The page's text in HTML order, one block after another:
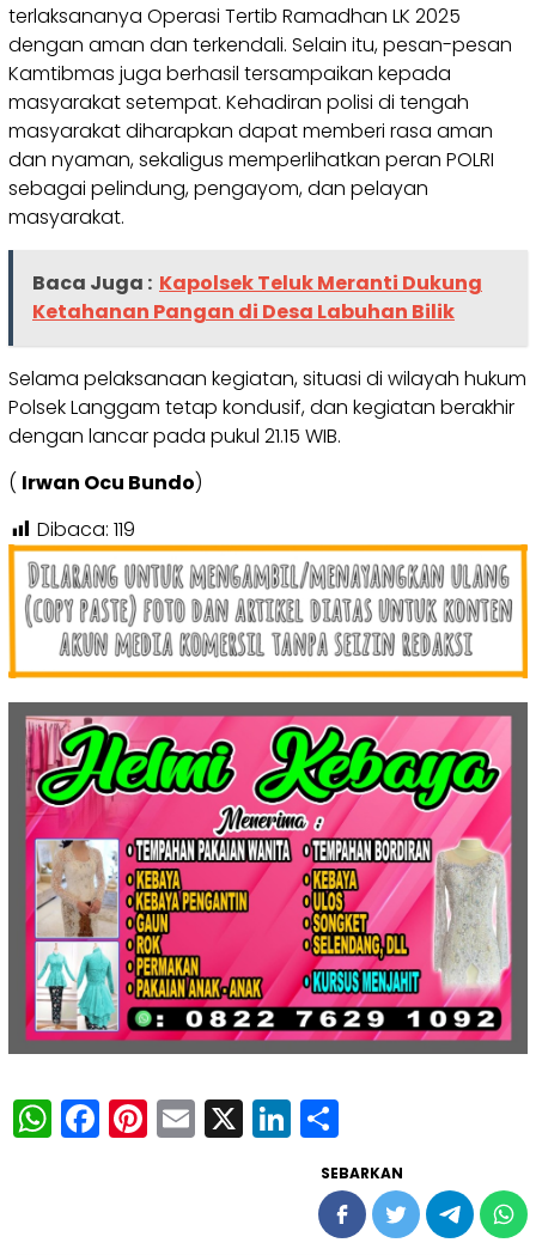
terlaksananya Operasi Tertib Ramadhan LK 2025
dengan aman dan terkendali. Selain itu, pesan-pesan
Kamtibmas juga berhasil tersampaikan kepada
masyarakat setempat. Kehadiran polisi di tengah
masyarakat diharapkan dapat memberi rasa aman
dan nyaman, sekaligus memperlihatkan peran POLRI
sebagai pelindung, pengayom, dan pelayan
masyarakat.
Baca Juga : Kapolsek Teluk Meranti Dukung
Ketahanan Pangan di Desa Labuhan Bilik
Selama pelaksanaan kegiatan, situasi di wilayah hukum
Polsek Langgam tetap kondusif, dan kegiatan berakhir
dengan lancar pada pukul 21.15 WIB.
( Irwan Ocu Bundo)
Dibaca: 119
WhatsApp
Facebook
Pinterest
Email
X LinkedIn
SEBARKAN